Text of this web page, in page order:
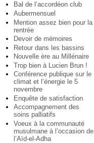
Bal de l’accordéon club
Aubermensuel
Mention assez bien pour la
rentrée
Devoir de mémoires
Retour dans les bassins
Nouvelle ère au Millénaire
Trop bien à Lucien Brun !
Conférence publique sur le
climat et l’énergie le 5
novembre
Enquête de satisfaction
Accompagnement des
soins palliatifs
Voeux à la communauté
musulmane à l’occasion de
l’Aïd-el-Adha